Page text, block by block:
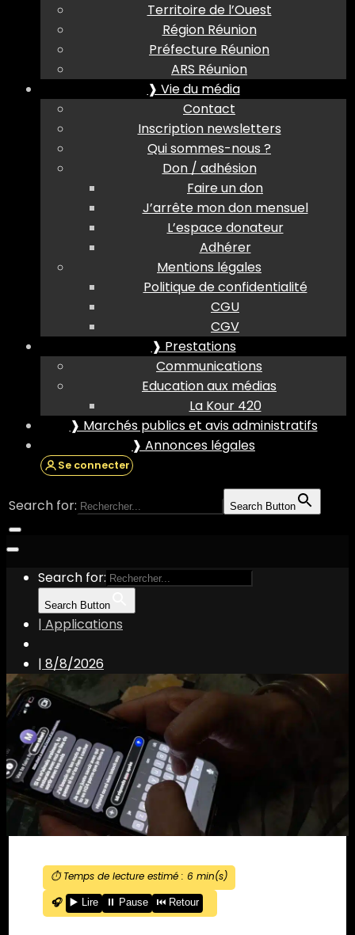
Territoire de l’Ouest
Région Réunion
Préfecture Réunion
ARS Réunion
❱ Vie du média
Contact
Inscription newsletters
Qui sommes-nous ?
Don / adhésion
Faire un don
J’arrête mon don mensuel
L’espace donateur
Adhérer
Mentions légales
Politique de confidentialité
CGU
CGV
❱ Prestations
Communications
Education aux médias
La Kour 420
❱ Marchés publics et avis administratifs
❱ Annonces légales
Se connecter
Search for: Search Button
Search for:
Search Button
| Applications
| 8/8/2026
⏱️ Temps de lecture estimé : 6 min(s)
🎧
▶️ Lire ⏸️ Pause ⏮️ Retour